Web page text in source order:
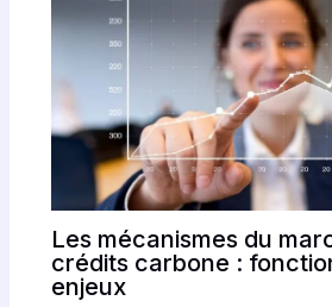
Les mécanismes du
crédits carbone :
enjeux